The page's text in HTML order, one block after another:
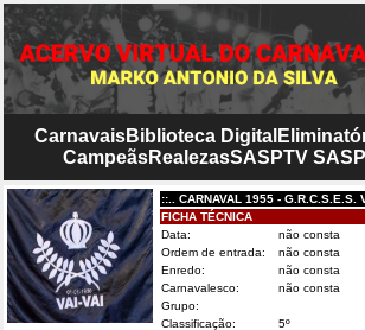
CarnavaisBiblioteca Digital
CampeãsRealezasSASPTV SASP
::.. CARNAVAL 1955 - G.R.C.S.E.S.
FICHA TÉCNICA
Data:
não consta
Ordem de entrada:
não consta
Enredo:
não consta
Carnavalesco:
não consta
Grupo:
Classificação:
5º